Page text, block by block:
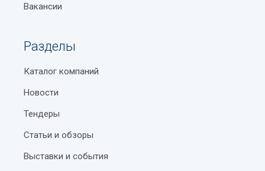
Вакансии
Разделы
Каталог компаний
Новости
Тендеры
Статьи и обзоры
Выставки и события